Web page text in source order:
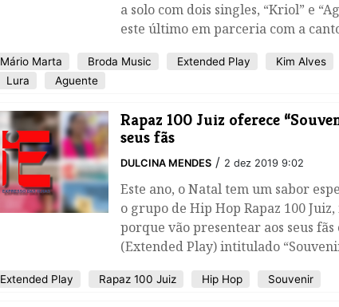
a solo com dois singles, “Kriol” e
este último em parceria com a
Mário Marta Broda Music Extended Play Kim Alves
Lura Aguente
Rapaz 100 Juiz oferece
seus fãs
DULCINA MENDES / 2 dez 2019 9:02
Este ano, o Natal tem um sabor
o grupo de Hip Hop Rapaz 100 Juiz,
porque vão presentear aos seus fãs
(Extended Play) intitulado
Extended Play Rapaz 100 Juiz Hip Hop Souvenir